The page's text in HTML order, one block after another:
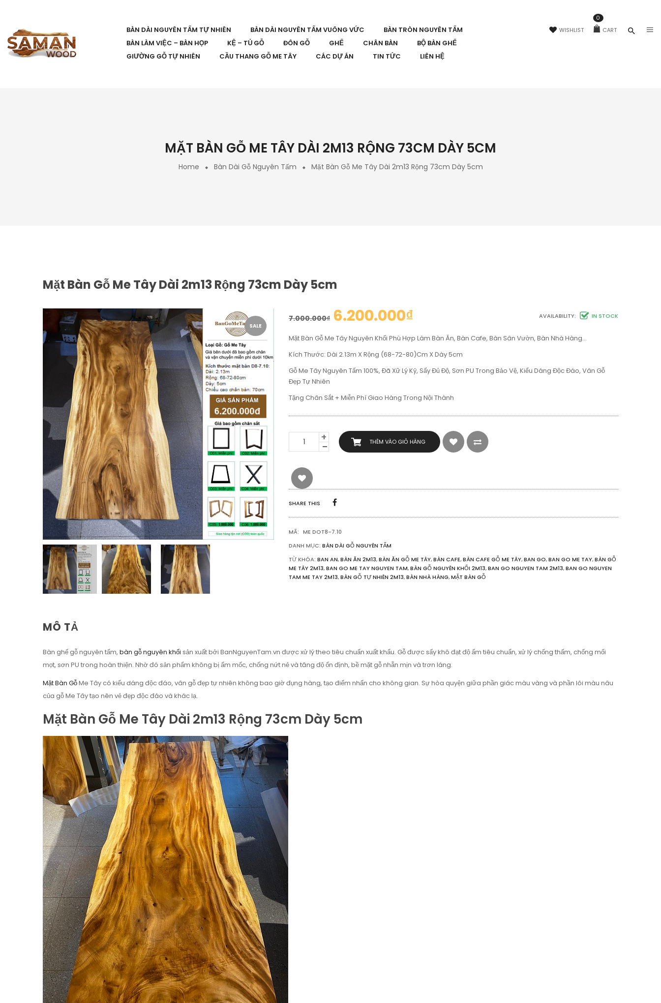
BÀN DÀI NGUYÊN TẤM TỰ NHIÊN BÀN DÀI NGUYÊN TẤM VUÔNG VỨC
BÀN TRÒN NGUYÊN TẤM
BÀN LÀM VIỆC – BÀN HỌP
KỆ – TỦ GỖ ĐÔN GỖ GHẾ CHÂN BÀN
BỘ BÀN GHẾ
GIƯỜNG GỖ TỰ NHIÊN
CẦU THANG GỖ ME TÂY CÁC DỰ ÁN TIN TỨC LIÊN HỆ
WISHLIST CART
0
MẶT BÀN GỖ ME TÂY DÀI 2M13 RỘNG 73CM DÀY 5CM
Home Bàn Dài Gỗ Nguyên Tấm Mặt Bàn Gỗ Me Tây Dài 2m13 Rộng 73cm Dày 5cm
Mặt Bàn Gỗ Me Tây Dài 2m13 Rộng 73cm Dày 5cm
SALE
7.000.000₫ 6.200.000₫ AVAILABILITY: IN STOCK
Mặt Bàn Gỗ Me Tây Nguyên Khối Phù Hợp Làm Bàn Ăn, Bàn Cafe, Bàn Sân Vườn, Bàn Nhà Hàng…
Kích Thước: Dài 2.13m X Rộng (68-72-80)cm X Dày 5cm
Gỗ Me Tây Nguyên Tấm 100%, Đã Xữ Lý Kỹ, Sấy Đủ Độ, Sơn PU Trong Bảo Vệ, Kiểu Dáng Độc Đáo, Vân Gỗ
Đẹp Tự Nhiên
Tặng Chân Sắt + Miễn Phí Giao Hàng Trong Nội Thành
GỖ
TÂY
DÀI
2M13
73CM
DÀY
SỐ
LƯỢNG
THÊM VÀO GIỎ HÀNG
SHARE THIS
MÃ: ME DOT8-7.10
DANH MỤC: BÀN DÀI GỖ NGUYÊN TẤM
TỪ KHÓA: BAN AN,BÀN ĂN 2M13,BÀN ĂN GỖ ME TÂY,BÀN CAFE,BÀN CAFE GỖ ME TÂY,BAN GO,BAN GO ME TAY,BÀN GỖ
ME TÂY 2M13,BAN GO ME TAY NGUYEN TAM,BÀN GỖ NGUYÊN KHỐI 2M13,BAN GO NGUYEN TAM 2M13,BAN GO NGUYEN
TAM ME TAY 2M13,BÀN GỖ TỰ NHIÊN 2M13,BÀN NHÀ HÀNG,MẶT BÀN GỖ
MÔ TẢ
Bàn ghế gỗ nguyên tấm, bàn gỗ nguyên khối sản xuất bởi BanNguyenTam.vn được xử lý theo tiêu chuẩn xuất khẩu. Gỗ được sấy khô đạt độ ẩm tiêu chuẩn, xử lý chống thấm, chống mối
mọt, sơn PU trong hoàn thiện. Nhờ đó sản phẩm không bị ẩm mốc, chống nứt nẻ và tăng độ ổn định, bề mặt gỗ nhẵn mịn và trơn láng.
Mặt Bàn GỗMe Tây có kiểu dáng độc đáo, vân gỗ đẹp tự nhiên không bao giờ đụng hàng, tạo điểm nhấn cho không gian. Sự hòa quyện giữa phần giác màu vàng và phần lõi màu nâu
của gỗ Me Tây tạo nên vẻ đẹp độc đáo và khác lạ.
Mặt Bàn Gỗ Me Tây Dài 2m13 Rộng 73cm Dày 5cm